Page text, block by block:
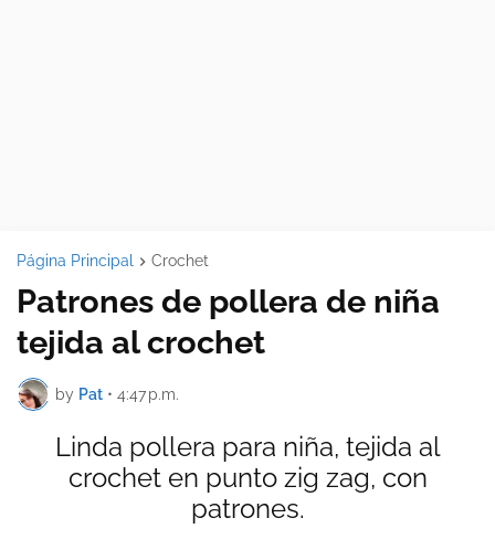
Página Principal Crochet
Patrones de pollera de niña
tejida al crochet
by Pat • 4:47 p.m.
Linda pollera para niña, tejida al
crochet en punto zig zag, con
patrones.